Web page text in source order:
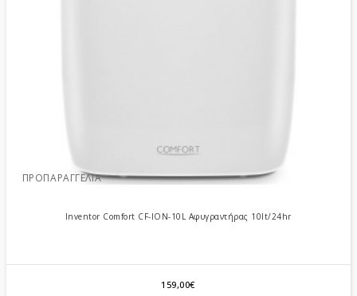
ΠΡΟΠΑΡΑΓΓΕΛΊΑ
Inventor Comfort CF-ION-10L Αφυγραντήρας 10lt/24hr
159,00€